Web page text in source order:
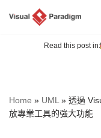
Read this post in:
Home » UML» 透過
放專業工具的強大功能